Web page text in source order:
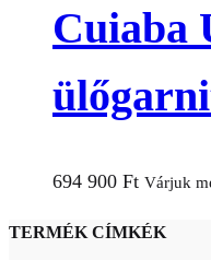
Cuiaba
694 900 Ft Várjuk
TERMÉK CÍMKÉK